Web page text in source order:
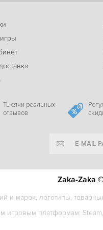
Тысячи реальных
отзывов
E-MAIL
и марок, логотипы,
игровым платформам:
Zaka-Zaka